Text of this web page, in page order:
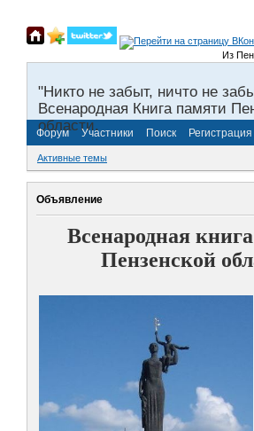
Из
"Никто не забыт, ничто не
Всенародная Книга памяти
области.
Форум Участники Поиск Регистрация
Активные темы
Объявление
Всенародная
Пензенской